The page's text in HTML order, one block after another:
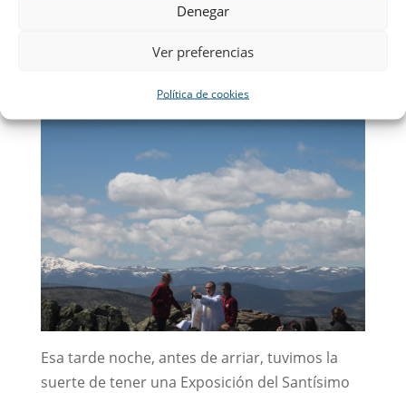
Denegar
Ver preferencias
Política de cookies
coincidimos en lo alto. Después de comer,
ducharnos y tener tiempo para ensayar
Esa tarde noche, antes de arriar, tuvimos la
suerte de tener una Exposición del Santísimo